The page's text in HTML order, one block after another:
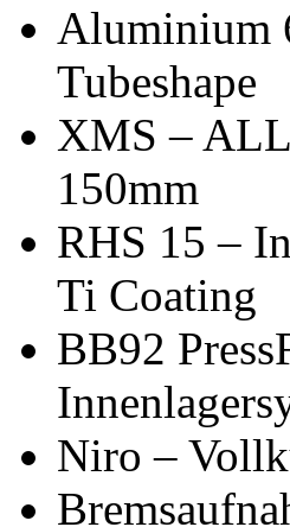
Aluminium
Tubeshape
XMS –
150mm
RHS 15 –
Ti Coating
BB92
Niro –